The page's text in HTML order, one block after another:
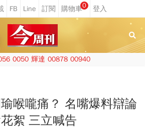
0
0050 輝達 00878 00940
喉嚨痛？ 名嘴爆料辯論
絮 三立喊告